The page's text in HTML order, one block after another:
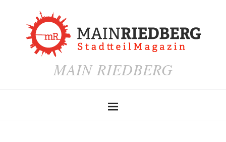
MAIN RIEDBERG